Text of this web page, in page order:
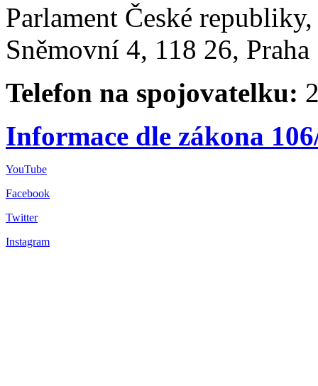
Parlament České
Sněmovní 4, 118 26,
Telefon na spojovatelku:
Informace dle zákona
YouTube
Facebook
Twitter
Instagram